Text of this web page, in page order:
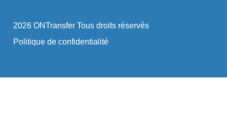
2026 ONTransfer Tous droits réservés
Politique de confidentialité